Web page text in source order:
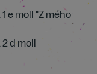
e moll "Z mého
2 d moll